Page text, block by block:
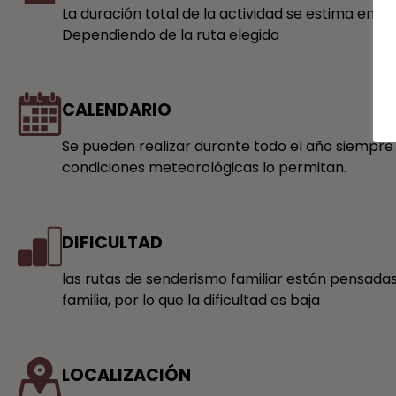
La duración total de la actividad se estima
Dependiendo de la ruta elegida
CALENDARIO
Se pueden realizar durante todo el año
condiciones meteorológicas lo permitan.
DIFICULTAD
las rutas de senderismo familiar están
familia, por lo que la dificultad es baja
LOCALIZACIÓN